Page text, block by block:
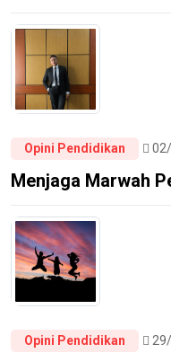
Opini Pendidikan
Menjaga Marwah
Opini Pendidikan